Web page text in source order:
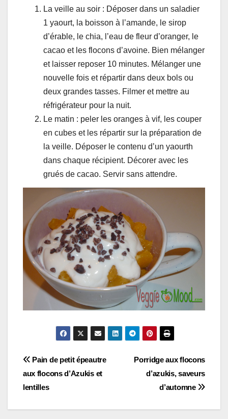
La veille au soir : Déposer dans un saladier
1 yaourt, la boisson à l’amande, le sirop
d’érable, le chia, l’eau de fleur d’oranger, le
cacao et les flocons d’avoine. Bien mélanger
et laisser reposer 10 minutes. Mélanger une
nouvelle fois et répartir dans deux bols ou
deux grandes tasses. Filmer et mettre au
réfrigérateur pour la nuit.
Le matin : peler les oranges à vif, les couper
en cubes et les répartir sur la préparation de
la veille. Déposer le contenu d’un yaourth
dans chaque récipient. Décorer avec les
grués de cacao. Servir sans attendre.
Navigation
de
l’article
Porridge aux flocons
d’azukis, saveurs
d’automne
Pain de petit épeautre
aux flocons d’Azukis et
lentilles